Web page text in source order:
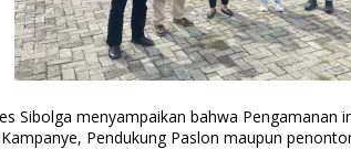
Sibolga menyampaikan bahwa Pengamanan
Pendukung Paslon maupun